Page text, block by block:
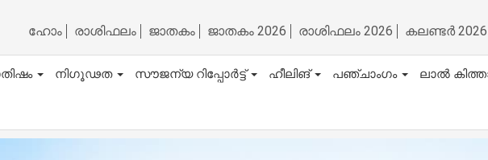
ഹോം രാശിഫലം ജാതകം ജാതകം 2026 രാശിഫലം 2026 കലണ്ടർ 2026
നിഗൂഢത സൗജന്യ റിപ്പോർട്ട് ഹീലിങ് പഞ്ചാംഗം ലാൽ